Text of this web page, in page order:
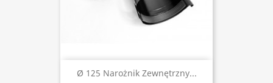
Ø 125 Narożnik Zewnętrzny...